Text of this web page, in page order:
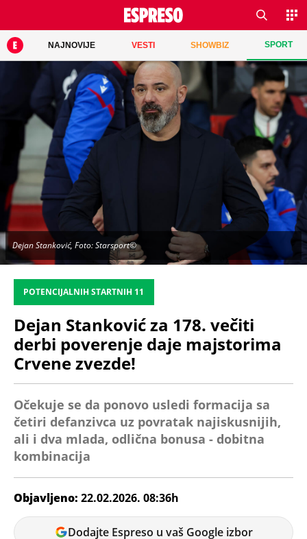
NAJNOVIJE VESTI SHOWBIZ SPORT
Dejan Stanković, Foto: Starsport©
POTENCIJALNIH STARTNIH 11
Dejan Stanković za 178. večiti
derbi poverenje daje majstorima
Crvene zvezde!
Očekuje se da ponovo usledi formacija sa
četiri defanzivca uz povratak najiskusnijih,
ali i dva mlada, odlična bonusa - dobitna
kombinacija
Objavljeno: 22.02.2026. 08:36h
Veljko
Dodajte Espreso u vaš Google izbor